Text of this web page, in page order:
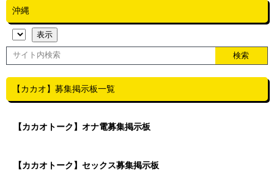
沖縄
【カカオ】募集掲示板一覧
【カカオトーク】オナ電募集掲示板
【カカオトーク】セックス募集掲示板